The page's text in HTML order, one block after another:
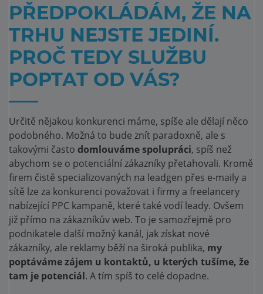
PŘEDPOKLÁDÁM, ŽE NA
TRHU NEJSTE JEDINÍ.
PROČ TEDY SLUŽBU
POPTAT OD VÁS?
Určitě nějakou konkurenci máme, spíše ale dělají něco
podobného. Možná to bude znít paradoxně, ale s
takovými často domlouváme spolupráci, spíš než
abychom se o potenciální zákazníky přetahovali. Kromě
firem čistě specializovaných na leadgen přes e-maily a
sítě lze za konkurenci považovat i firmy a freelancery
nabízející PPC kampaně, které také vodí leady. Ovšem
již přímo na zákazníkův web. To je samozřejmě pro
podnikatele další možný kanál, jak získat nové
zákazníky, ale reklamy běží na široká publika, my
poptáváme zájem u kontaktů, u kterých tušíme, že
tam je potenciál. A tím spíš to celé dopadne.